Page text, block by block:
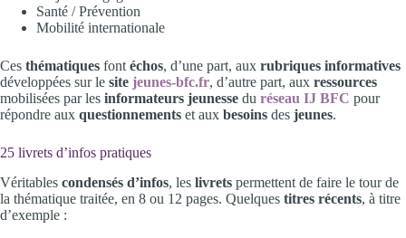
Santé / Prévention
Mobilité internationale
Ces thématiques font échos, d’une part, aux rubriques informatives
développées sur le site jeunes-bfc.fr, d’autre part, aux ressources
mobilisées par les informateurs jeunesse du réseau IJ BFC pour
répondre aux questionnements et aux besoins des jeunes.
25 livrets d’infos pratiques
Véritables condensés d’infos, les livrets permettent de faire le tour de
la thématique traitée, en 8 ou 12 pages. Quelques titres récents, à titre
d’exemple :